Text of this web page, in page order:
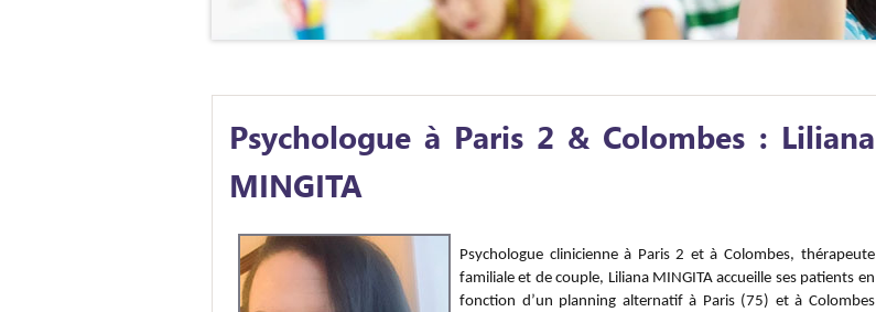
Psychologue à Paris 2 & Colombes : Liliana
MINGITA
Psychologue clinicienne à Paris 2 et à Colombes, thérapeute
familiale et de couple, Liliana MINGITA accueille ses patients en
fonction d’un planning alternatif à Paris (75) et à Colombes